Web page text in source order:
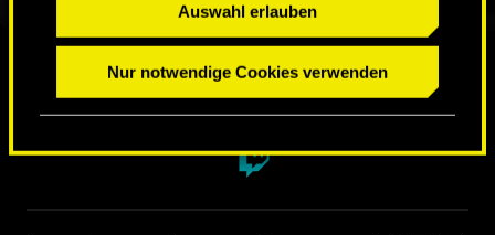
Auswahl erlauben
Nur notwendige Cookies verwenden
FINDE UNS AUF